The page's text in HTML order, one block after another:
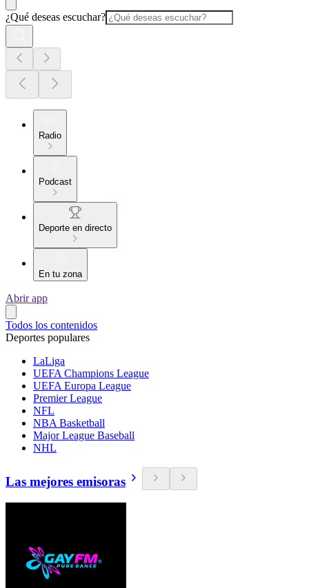
¿Qué deseas escuchar?
Radio
Podcast
Deporte en directo
En tu zona
Abrir app
Todos los contenidos
Deportes populares
LaLiga
UEFA Champions League
UEFA Europa League
Premier League
NFL
NBA Basketball
Major League Baseball
NHL
Las mejores emisoras